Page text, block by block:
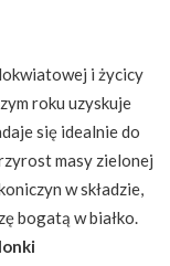
i życicy
roku uzyskuje
się idealnie do
masy zielonej
w składzie,
bogatą w białko.